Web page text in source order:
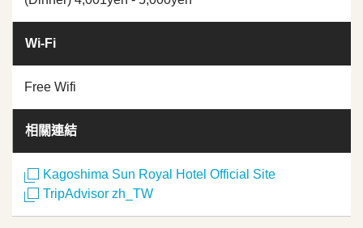
Wi-Fi
Free Wifi
相關連結
Kagoshima Sun Royal Hotel Official Site
TripAdvisor zh_TW